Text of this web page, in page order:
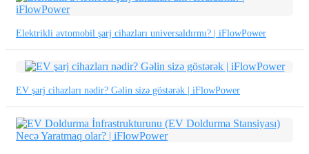
Elektrikli avtomobil şarj cihazları universaldırmı? | iFlowPower
EV şarj cihazları nədir? Gəlin sizə göstərək | iFlowPower